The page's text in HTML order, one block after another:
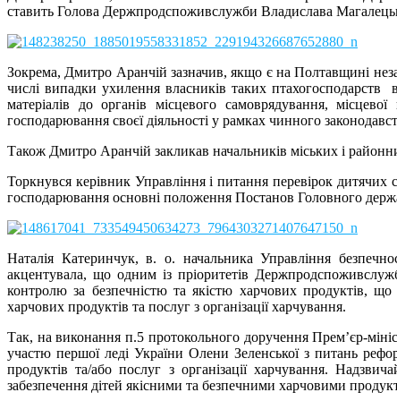
ставить Голова Держпродспоживслужби Владислава
Зокрема, Дмитро Аранчій зазначив, якщо є на Полтавщині
числі випадки ухилення власників таких птахогосподарств
матеріалів до органів місцевого самоврядування,
господарювання своєї діяльності у рамках чинного
Також Дмитро Аранчій закликав начальників міських і
Торкнувся керівник Управління і питання перевірок
господарювання основні положення Постанов Головного
Наталія Катеринчук, в. о. начальника Управління
акцентувала, що одним із пріоритетів
контролю за безпечністю та якістю харчових продуктів, що
харчових продуктів та послуг з організації харчування.
Так, на виконання п.5 протокольного доручення Прем’єр-
участю першої леді України Олени Зеленської з питань
продуктів та/або послуг з організації харчування.
забезпечення дітей якісними та безпечними харчовими